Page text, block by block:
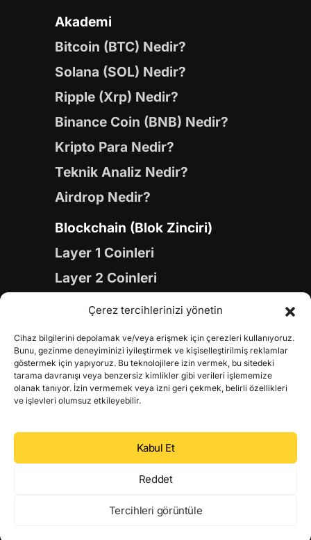
Çerez tercihlerinizi yönetin
Cihaz bilgilerini depolamak ve/veya erişmek için çerezleri kullanıyoruz.
Bunu, gezinme deneyiminizi iyileştirmek ve kişiselleştirilmiş reklamlar
göstermek için yapıyoruz. Bu teknolojilere izin vermek, bu sitedeki
tarama davranışı veya benzersiz kimlikler gibi verileri işlememize
olanak tanıyor. İzin vermemek veya izni geri çekmek, belirli özellikleri
ve işlevleri olumsuz etkileyebilir.
Kabul Et
Reddet
Tercihleri görüntüle
Akademi
Bitcoin (BTC) Nedir?
Solana (SOL) Nedir?
Ripple (Xrp) Nedir?
Binance Coin (BNB) Nedir?
Kripto Para Nedir?
Teknik Analiz Nedir?
Airdrop Nedir?
Blockchain (Blok Zinciri)
Layer 1 Coinleri
Layer 2 Coinleri
Yapay Zeka (AI) Coinleri
Gaming Coinleri
RWA Coinleri
DeFi Coinleri
DePIN Coinleri
Metaverse Coinleri
Web 3.0 Coinleri
Coin Türevleri